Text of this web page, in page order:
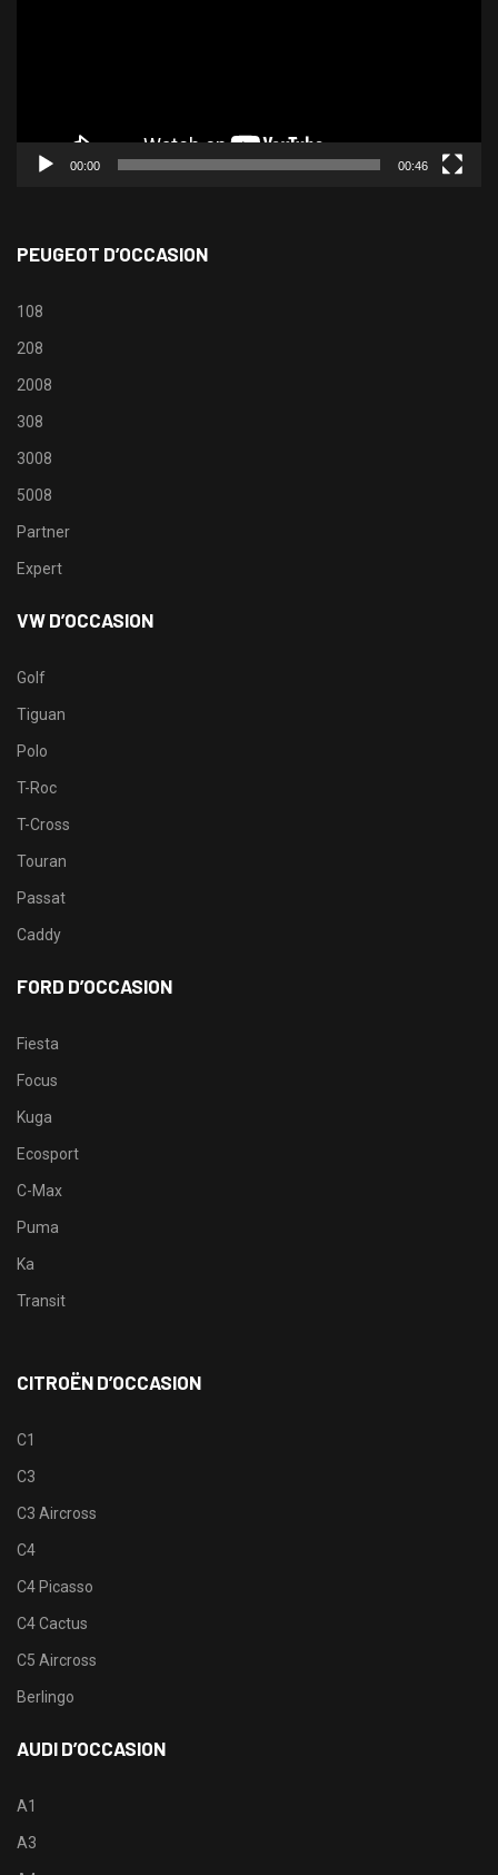
00:00 00:46
PEUGEOT D’OCCASION
108
208
2008
308
3008
5008
Partner
Expert
VW D’OCCASION
Golf
Tiguan
Polo
T-Roc
T-Cross
Touran
Passat
Caddy
FORD D’OCCASION
Fiesta
Focus
Kuga
Ecosport
C-Max
Puma
Ka
Transit
CITROËN D’OCCASION
C1
C3
C3 Aircross
C4
C4 Picasso
C4 Cactus
C5 Aircross
Berlingo
AUDI D’OCCASION
A1
A3